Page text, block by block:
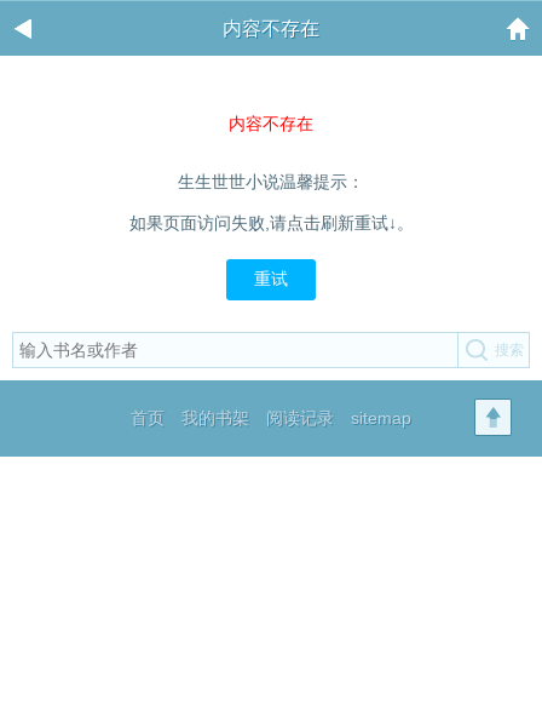
内容不存在
内容不存在
生生世世小说温馨提示：
如果页面访问失败,请点击刷新重试↓。
重试
首页 我的书架 阅读记录 sitemap